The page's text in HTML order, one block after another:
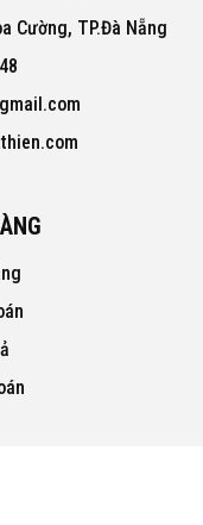
Cường, TP.Đà Nẵng